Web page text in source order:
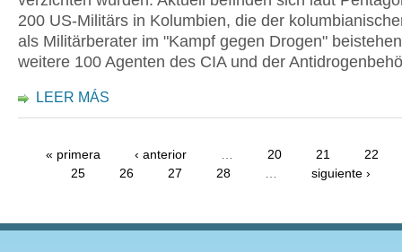
200 US-Militärs in Kolumbien, die der
als Militärberater im "Kampf gegen Drogen"
weitere 100 Agenten des CIA und der
LEER MÁS
« primera ‹ anterior … 20 21
22
25
26 27 28 … siguiente ›